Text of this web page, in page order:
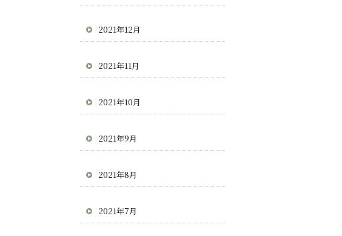
2021年12月
2021年11月
2021年10月
2021年9月
2021年8月
2021年7月